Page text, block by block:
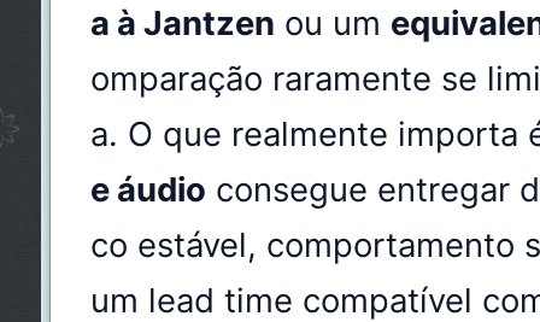
a à Jantzen ou um
omparação raramente se
a. O que realmente importa
e áudio consegue entregar
co estável, comportamento
um lead time compatível